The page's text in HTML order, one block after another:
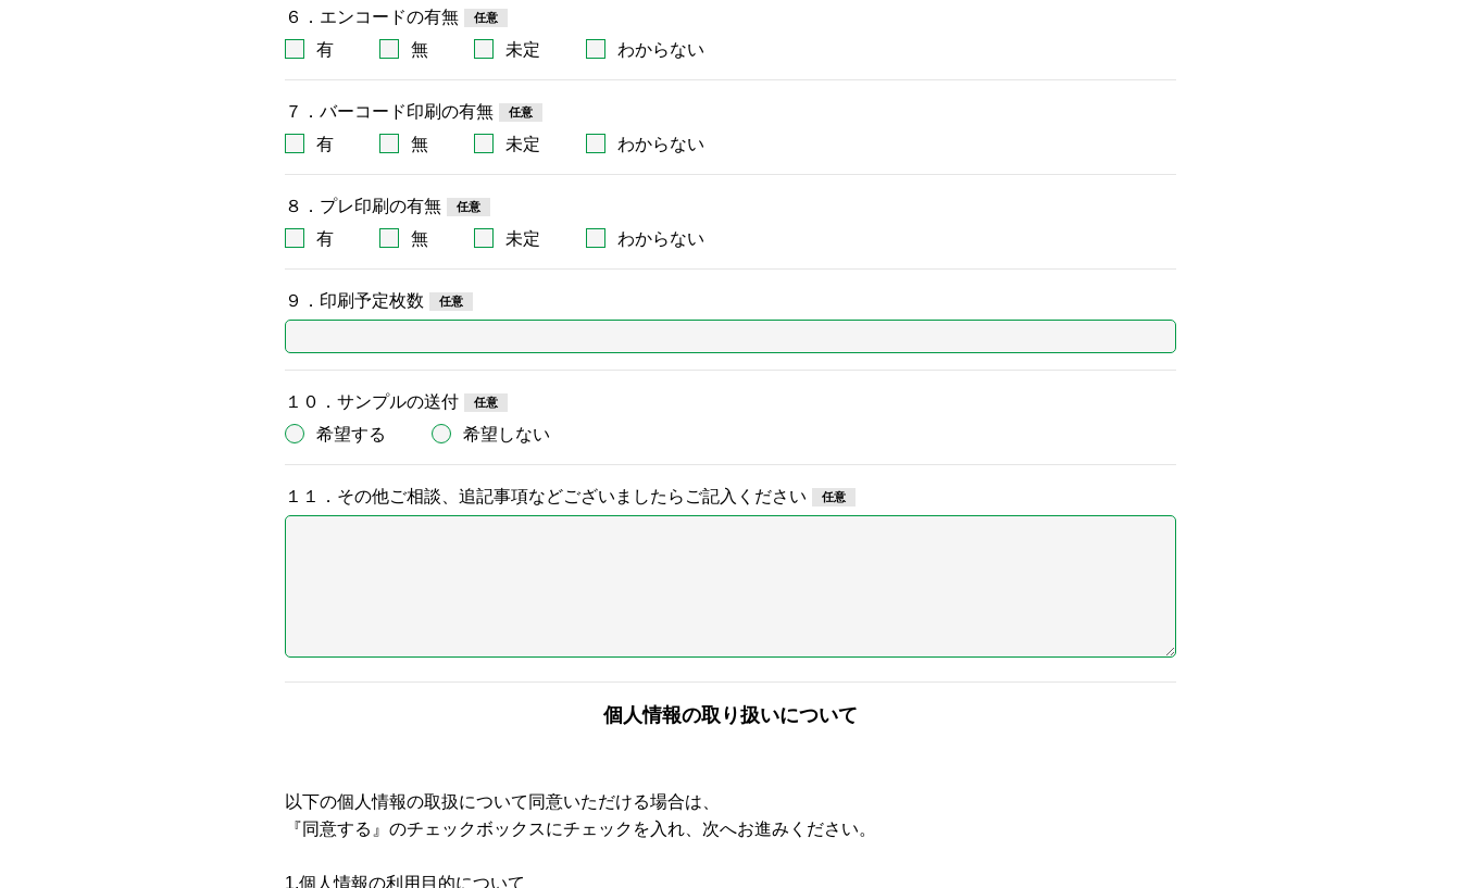
６．エンコードの有無
有
無 未定 わからない
７．バーコード印刷の有無
有
無 未定 わからない
８．プレ印刷の有無
有
無 未定 わからない
９．印刷予定枚数
１０．サンプルの送付
希望する
希望しない
１１．その他ご相談、追記事項などございましたらご記入ください
個人情報の取り扱いについて
以下の個人情報の取扱について同意いただける場合は、
『同意する』のチェックボックスにチェックを入れ、次へお進みください。
1.個人情報の利用目的について